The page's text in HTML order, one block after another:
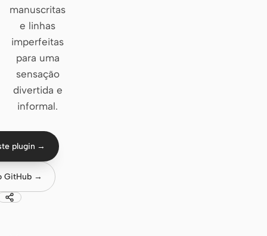
OpenCode
Gemini CLI
Qwen Code
Kimi CLI
DeepSeek TUI
Trae CLI
manuscritas
e linhas
imperfeitas
para uma
sensação
divertida e
informal.
plugin →
GitHub →